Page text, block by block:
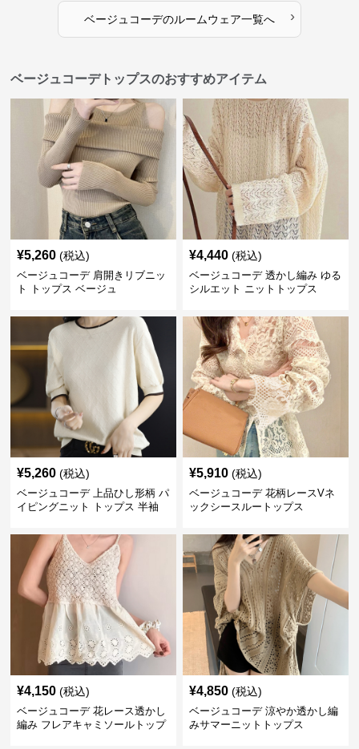
ベージュコーデのルームウェア一覧へ ›
ベージュコーデトップスのおすすめアイテム
¥5,260 (税込)
ベージュコーデ 肩開きリブニッ
ト トップス ベージュ
¥4,440 (税込)
ベージュコーデ 透かし編み ゆる
シルエット ニットトップス
¥5,260 (税込)
ベージュコーデ 上品ひし形柄 パ
イピングニット トップス 半袖
¥5,910 (税込)
ベージュコーデ 花柄レースVネ
ックシースルートップス
¥4,150 (税込)
ベージュコーデ 花レース透かし
編み フレアキャミソールトップ
¥4,850 (税込)
ベージュコーデ 涼やか透かし編
みサマーニットトップス